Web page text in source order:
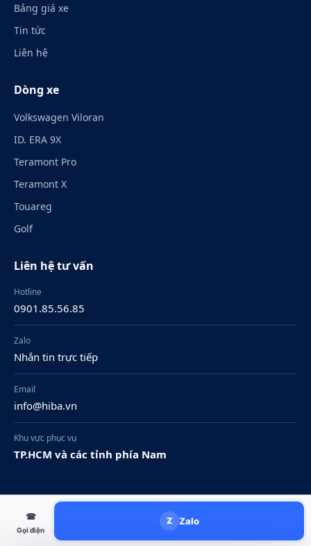
Bảng giá xe
Tin tức
Liên hệ
Dòng xe
Volkswagen Viloran
ID. ERA 9X
Teramont Pro
Teramont X
Touareg
Golf
Liên hệ tư vấn
Hotline
0901.85.56.85
Zalo
Nhắn tin trực tiếp
Email
info@hiba.vn
Khu vực phục vụ
TP.HCM và các tỉnh phía Nam
© 2026 Volkswagen Royal. Nội dung mang tính tham khảo.
Chính sách bảo mật
Điều khoản sử dụng
☎
Gọi điện
Z Zalo